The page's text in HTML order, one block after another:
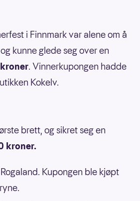
i Finnmark var alene om å
kunne glede seg over en
. Vinnerkupongen hadde
Kokelv.
brett, og sikret seg en
kroner.
Kupongen ble kjøpt